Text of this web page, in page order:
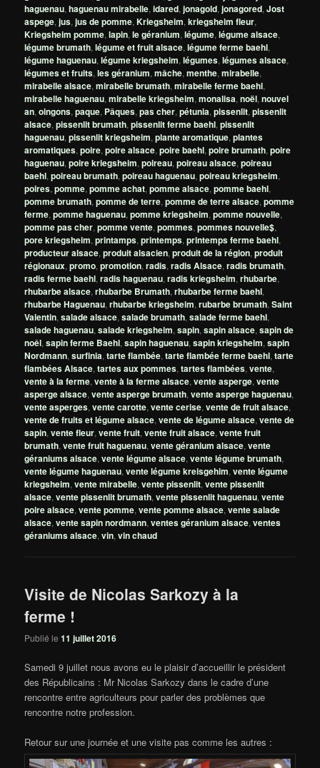
haguenau,haguenau mirabelle,idared,jonagold,jonagored,Jost
aspege,jus,jus de pomme,Kriegsheim,kriegsheim fleur,
Kriegsheim pomme,lapin,le géranium,légume,légume alsace,
légume brumath,légume et fruit alsace,légume ferme baehl,
légume haguenau,légume kriegsheim,légumes,légumes alsace,
légumes et fruits,les géranium,mâche,menthe,mirabelle,
mirabelle alsace,mirabelle brumath,mirabelle ferme baehl,
mirabelle haguenau,mirabelle kriegsheim,monalisa,noël,nouvel
an,oingons,paque, Pâques,pas cher,pétunia,pissenlit,pissenlit
alsace,pissenlit brumath,pissenlit ferme baehl,pissenlit
haguenau,pissenlit kriegsheim,plante aromatique,plantes
aromatiques,poire,poire alsace,poire baehl,poire brumath,poire
haguenau,poire kriegsheim,poireau,poireau alsace,poireau
baehl,poireau brumath,poireau haguenau,poireau kriegsheim,
poires,pomme,pomme achat,pomme alsace,pomme baehl,
pomme brumath,pomme de terre,pomme de terre alsace,pomme
ferme,pomme haguenau,pomme kriegsheim,pomme nouvelle,
pomme pas cher,pomme vente,pommes,pommes nouvelle$,
pore kriegsheim,printamps,printemps,printemps ferme baehl,
producteur alsace,produit alsacien,produit de la région,produit
régionaux,promo,promotion,radis,radis Alsace,radis brumath,
radis ferme baehl,radis haguenau,radis kriegsheim,rhubarbe,
rhubarbe alsace,rhubarbe Brumath,rhubarbe ferme baehl,
rhubarbe Haguenau,rhubarbe kriegsheim,rubarbe brumath,Saint
Valentin,salade alsace,salade brumath,salade ferme baehl,
salade haguenau,salade kriegsheim,sapin,sapin alsace,sapin de
noêl,sapin ferme Baehl,sapin haguenau,sapin kriegsheim,sapin
Nordmann,surfinia,tarte flambée,tarte flambée ferme baehl,tarte
flambées Alsace,tartes aux pommes,tartes flambées,vente,
vente à la ferme,vente à la ferme alsace,vente asperge,vente
asperge alsace,vente asperge brumath,vente asperge haguenau,
vente asperges,vente carotte,vente cerise,vente de fruit alsace,
vente de fruits et légume alsace,vente de légume alsace,vente de
sapin,vente fleur,vente fruit,vente fruit alsace,vente fruit
brumath,vente fruit haguenau,vente géranium alsace,vente
géraniums alsace,vente légume alsace,vente légume brumath,
vente légume haguenau,vente légume kreisgehim,vente légume
kriegsheim,vente mirabelle,vente pissenlit,vente pissenlit
alsace,vente pissenlit brumath,vente pissenlit haguenau,vente
poire alsace,vente pomme,vente pomme alsace,vente salade
alsace,vente sapin nordmann,ventes géranium alsace,ventes
géraniums alsace,vin,vin chaud
Visite de Nicolas Sarkozy à la
ferme !
Publié le11 juillet 2016
Samedi 9 juillet nous avons eu le plaisir d’accueillir le président
des Républicains : Mr Nicolas Sarkozy dans le cadre d’une
rencontre entre agriculteurs pour parler des problèmes que
rencontre notre profession.
Retour sur une journée et une visite pas comme les autres :